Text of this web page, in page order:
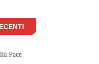
Pace